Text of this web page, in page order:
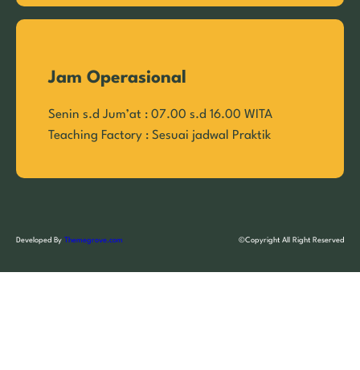
Jam Operasional
Senin s.d Jum’at : 07.00 s.d 16.00 WITA
Teaching Factory : Sesuai jadwal Praktik
Developed By Themegrove.com ©Copyright All Right Reserved